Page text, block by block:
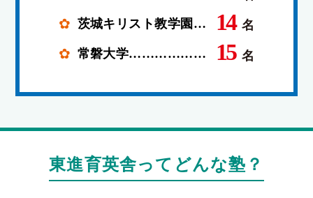
東進育英舎ってどんな塾？